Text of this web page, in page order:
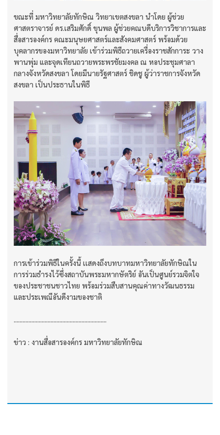
ขณะที่ มหาวิทยาลัยทักษิณ วิทยาเขตสงขลา นำโดย ผู้ช่วย
ศาสตราจารย์ ดร.เสริมศักดิ์ ขุนพล ผู้ช่วยคณบดีบริการวิชาการและ
สื่อสารองค์กร คณะมนุษยศาสตร์และสังคมศาสตร์ พร้อมด้วย
บุคลากรของมหาวิทยาลัย เข้าร่วมพิธีถวายเครื่องราชสักการะ วาง
พานพุ่ม และจุดเทียนถวายพระพรชัยมงคล ณ หอประชุมศาลา
กลางจังหวัดสงขลา โดยมีนายรัฐศาสตร์ ชิดชู ผู้ว่าราชการจังหวัด
สงขลา เป็นประธานในพิธี
การเข้าร่วมพิธีในครั้งนี้ เเสดงถึงบทบาทมหาวิทยาลัยทักษิณใน
การร่วมธำรงไว้ซึ่งสถาบันพระมหากษัตริย์ อันเป็นศูนย์รวมจิตใจ
ของประชาชนชาวไทย พร้อมร่วมสืบสานคุณค่าทางวัฒนธรรม
และประเพณีอันดีงามของชาติ
...............................................................
ข่าว : งานสื่อสารองค์กร มหาวิทยาลัยทักษิณ